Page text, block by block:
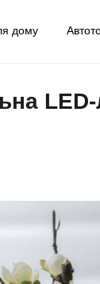
дому